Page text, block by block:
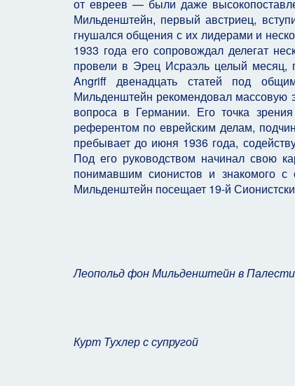
от евреев — были даже
Мильденштейн, первый австриец,
гнушался общения с их лидерами и
1933 года его сопровождал делегат
провели в Эрец Исраэль целый месяц,
Angriff двенадцать статей под
Мильденштейн рекомендовал массовую
вопроса в Германии. Его точка
референтом по еврейским делам,
пребывает до июня 1936 года,
Под его руководством начинал свою
понимавшим сионистов и знакомого
Мильденштейн посещает 19-й
Леопольд фон Мильденштейн в
Курт Тухлер с супругой